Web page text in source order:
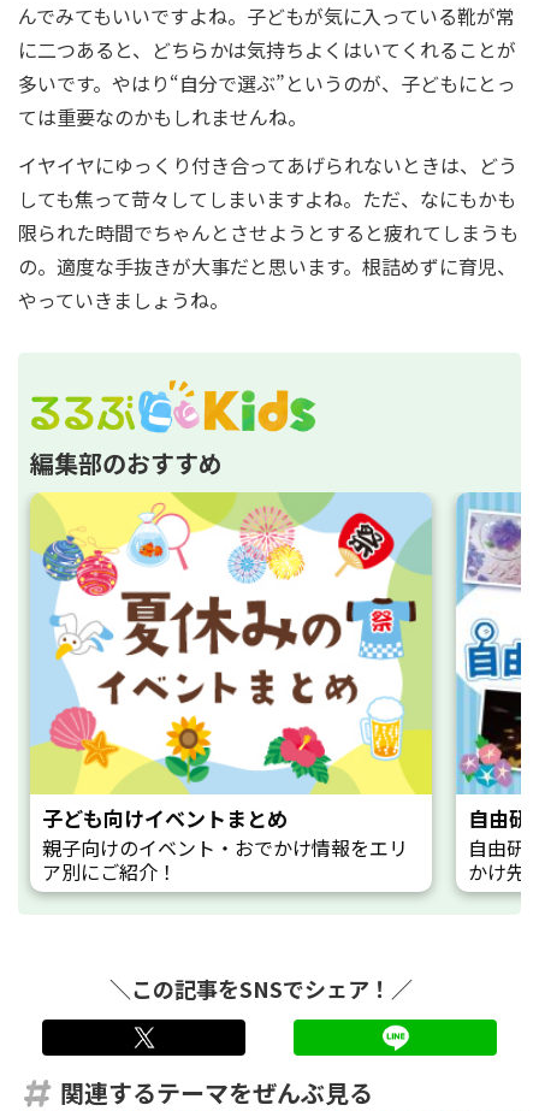
んでみてもいいですよね。子どもが気に入っている靴が常
に二つあると、どちらかは気持ちよくはいてくれることが
多いです。やはり“自分で選ぶ”というのが、子どもにとっ
ては重要なのかもしれませんね。
イヤイヤにゆっくり付き合ってあげられないときは、どう
しても焦って苛々してしまいますよね。ただ、なにもかも
限られた時間でちゃんとさせようとすると疲れてしまうも
の。適度な手抜きが大事だと思います。根詰めずに育児、
やっていきましょうね。
編集部のおすすめ
子ども向けイベントまとめ
親子向けのイベント・おでかけ情報をエリ
ア別にご紹介！
自由研
自由研
かけ先
＼この記事をSNSでシェア！／
関連するテーマをぜんぶ見る